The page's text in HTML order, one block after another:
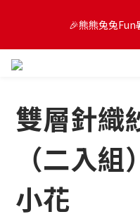
🎉熊熊兔兔Fun
😍FUN暑假！童裝開心購【
雙層針織
（二入
小花